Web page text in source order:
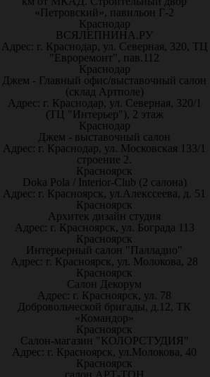
«Петровский», павильон Г-2
Краснодар
ВСЯЛЕПНИНА.РУ
Адрес: г. Краснодар, ул. Северная, 320, ТЦ
"Евроремонт", пав.112
Краснодар
Джем - Главный офис/выставочный салон
(склад Артполе)
Адрес: г. Краснодар, ул. Северная, 320/1
(ТЦ "Интерьер"), 2 этаж
Краснодар
Джем - выставочный салон
Адрес: г. Краснодар, ул. Московская 133/1
строение 2.
Красноярск
Doka Pola / Interior-Club (2 салона)
Адрес: г. Красноярск, ул.Алекссеева, д. 51
Красноярск
Архитек дизайн студия
Адрес: г. Красноярск, ул. Бограда 113
Красноярск
Интерьерный салон "Палладио"
Адрес: г. Красноярск, ул. Молокова, 28
Красноярск
Салон Декорум
Адрес: г. Красноярск, ул. 78
Добровольческой бригады, д.12, ТК
«Командор»
Красноярск
Салон-магазин "КОЛОРСТУДИЯ"
Адрес: г. Красноярск, ул.Молокова, 40
Красноярск
салон АРТ-ТОН